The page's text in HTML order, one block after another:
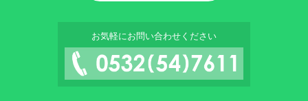
お気軽にお問い合わせください